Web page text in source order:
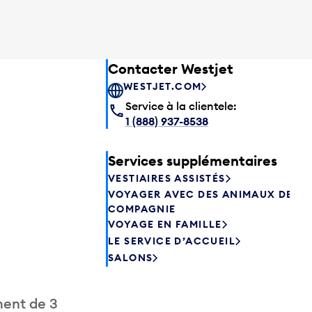
de 3
Contacter Westjet
WESTJET.COM
Service à la clientele:
1 (888) 937-8538
Services supplémentaires
VESTIAIRES ASSISTÉS
VOYAGER AVEC DES ANIMAUX DE
COMPAGNIE
VOYAGE EN FAMILLE
LE SERVICE D’ACCUEIL
SALONS